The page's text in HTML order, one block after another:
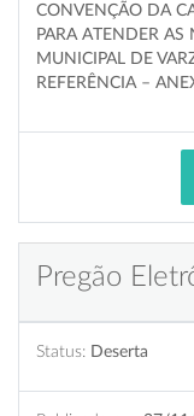
CONVENÇÃO DA
PARA ATENDER
MUNICIPAL DE
REFERÊNCIA –
Pregão
Status: Deserta